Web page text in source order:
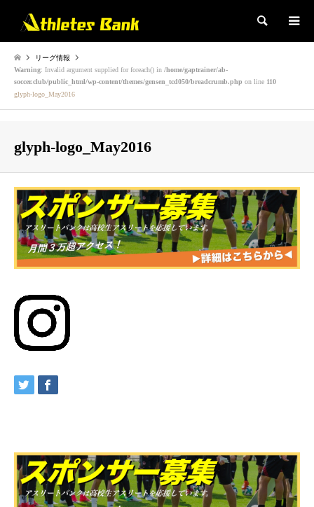
検索
リーグ情報
Warning: Invalid argument supplied for foreach() in /home/gaptrainer/ab-
soccer.club/public_html/wp-content/themes/gensen_tcd050/breadcrumb.php on line 110
glyph-logo_May2016
glyph-logo_May2016